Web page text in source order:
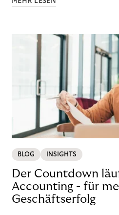
BLOG INSIGHTS
Der Countdown
Accounting - für
Geschäftserfolg